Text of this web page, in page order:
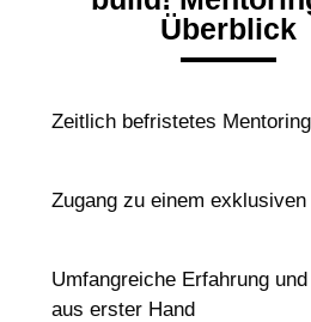
Überblick
Zeitlich befristetes
Zugang zu einem
Umfangreiche Erfahrung
aus erster Hand